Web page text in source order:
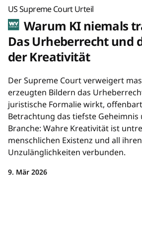
US Supreme Court Urteil
Warum KI niemals
Das Urheberrecht und
der Kreativität
Der Supreme Court verweigert
erzeugten Bildern das
juristische Formalie wirkt,
Betrachtung das tiefste Geheimnis
Branche: Wahre Kreativität ist
menschlichen Existenz und all ihren
Unzulänglichkeiten verbunden.
9. Mär 2026